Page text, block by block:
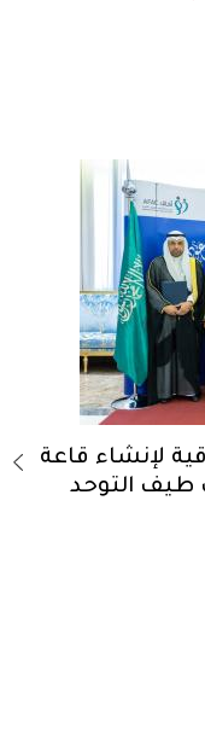
لإنشاء قاعة
طيف التوحد